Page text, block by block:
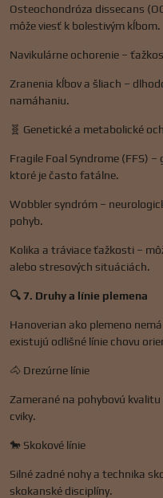
Osteochondróza dissecans
môže viesť k bolestivým kĺbom.
Navikulárne ochorenie –
Zranenia kĺbov a šliach –
namáhaniu.
🧬 Genetické a metabolické
Fragile Foal Syndrome (FFS)
ktoré je často fatálne.
Wobbler syndróm –
pohyb.
Kolika a tráviace ťažkosti –
alebo stresových situáciách.
🔍 7. Druhy a línie plemena
Hanoverian ako plemeno
existujú odlišné línie chovu
🐴 Drezúrne línie
Zamerané na pohybovú
cviky.
🐎 Skokové línie
Silné zadné nohy a technika
skokanské disciplíny.